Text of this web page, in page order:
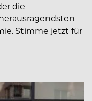
die
Stimme jetzt für